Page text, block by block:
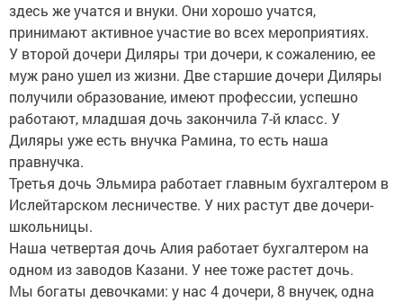
здесь же учатся и внуки. Они хорошо учатся,
принимают активное участие во всех мероприятиях.
У второй дочери Диляры три дочери, к сожалению, ее
муж рано ушел из жизни. Две старшие дочери Диляры
получили образование, имеют профессии, успешно
работают, младшая дочь закончила 7-й класс. У
Диляры уже есть внучка Рамина, то есть наша
правнучка.
Третья дочь Эльмира работает главным бухгалтером в
Ислейтарском лесничестве. У них растут две дочери-
школьницы.
Наша четвертая дочь Алия работает бухгалтером на
одном из заводов Казани. У нее тоже растет дочь.
Мы богаты девочками: у нас 4 дочери, 8 внучек, одна